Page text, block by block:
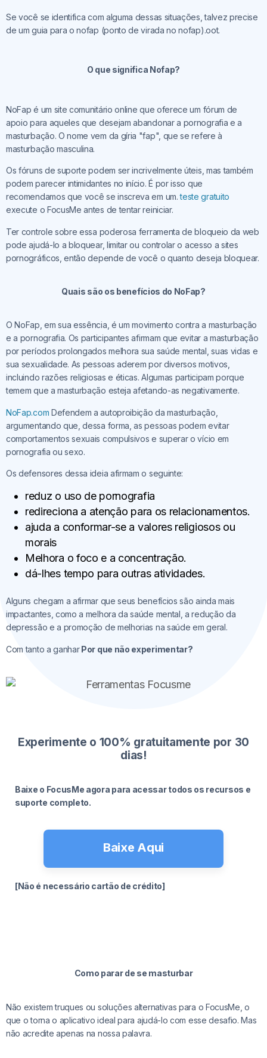
Se você se identifica com alguma dessas situações, talvez precise
de um guia para o nofap (ponto de virada no nofap).oot.
O que significa Nofap?
NoFap é um site comunitário online que oferece um fórum de
apoio para aqueles que desejam abandonar a pornografia e a
masturbação. O nome vem da gíria "fap", que se refere à
masturbação masculina.
Os fóruns de suporte podem ser incrivelmente úteis, mas também
podem parecer intimidantes no início. É por isso que
recomendamos que você se inscreva em um.teste gratuito
execute o FocusMe antes de tentar reiniciar.
Ter controle sobre essa poderosa ferramenta de bloqueio da web
pode ajudá-lo a bloquear, limitar ou controlar o acesso a sites
pornográficos, então depende de você o quanto deseja bloquear.
Quais são os benefícios do NoFap?
O NoFap, em sua essência, é um movimento contra a masturbação
e a pornografia. Os participantes afirmam que evitar a masturbação
por períodos prolongados melhora sua saúde mental, suas vidas e
sua sexualidade. As pessoas aderem por diversos motivos,
incluindo razões religiosas e éticas. Algumas participam porque
temem que a masturbação esteja afetando-as negativamente.
NoFap.com Defendem a autoproibição da masturbação,
argumentando que, dessa forma, as pessoas podem evitar
comportamentos sexuais compulsivos e superar o vício em
pornografia ou sexo.
Os defensores dessa ideia afirmam o seguinte:
reduz o uso de pornografia
redireciona a atenção para os relacionamentos.
ajuda a conformar-se a valores religiosos ou
morais
Melhora o foco e a concentração.
dá-lhes tempo para outras atividades.
Alguns chegam a afirmar que seus benefícios são ainda mais
impactantes, como a melhora da saúde mental, a redução da
depressão e a promoção de melhorias na saúde em geral.
Com tanto a ganharPor que não experimentar?
Experimente o 100% gratuitamente por 30
dias!
Baixe o FocusMe agora para acessar todos os recursos e
suporte completo.
Baixe Aqui
[Não é necessário cartão de crédito]
Como parar de se masturbar
Não existem truques ou soluções alternativas para o FocusMe, o
que o torna o aplicativo ideal para ajudá-lo com esse desafio. Mas
não acredite apenas na nossa palavra.